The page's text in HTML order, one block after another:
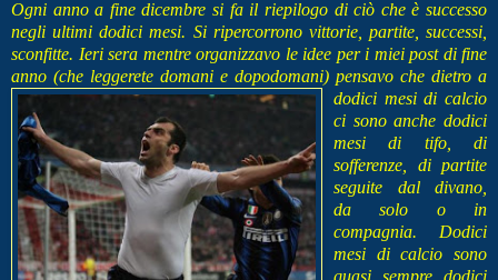
Ogni anno a fine dicembre si fa il riepilogo di ciò che è successo
negli ultimi dodici mesi. Si ripercorrono vittorie, partite, successi,
sconfitte. Ieri sera mentre organizzavo le idee per i miei post di fine
anno (che leggerete domani e dopodomani) pensavo che dietro a
dodici mesi di calcio
ci sono anche dodici
mesi di tifo, di
sofferenze, di partite
seguite dal divano,
da solo o in
compagnia. Dodici
mesi di calcio sono